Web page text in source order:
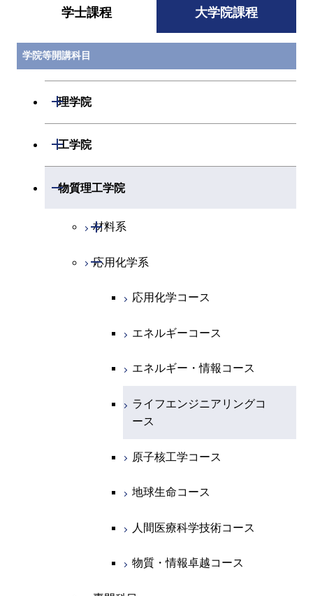
学士課程 大学院課程
学院等開講科目
理学院
開閉
工学院
開閉
機械系
開閉
エネルギーコース
エネルギー・情報コース
エンジニアリングデザイン
コース
人間医療科学技術コース
システム制御系
システム制御コース
エンジニアリングデザイン
人間医療科学技術コース
電気電子系
電気電子コース
エネルギーコース
エネルギー・情報コース
ライフエンジニアリングコ
原子核工学コース
人間医療科学技術コース
物質・情報卓越コース
情報通信系
情報通信コース
エンジニアリングデザイン
人間医療科学技術コース
経営工学コース
エンジニアリングデザイン
物質理工学院
開閉
材料系
開閉
材料コース
エネルギーコース
エネルギー・情報コース
ライフエンジニアリングコ
原子核工学コース
人間医療科学技術コース
物質・情報卓越コース
応用化学系
開閉
応用化学コース
エネルギーコース
エネルギー・情報コース
ライフエンジニアリングコ
ース
原子核工学コース
地球生命コース
人間医療科学技術コース
物質・情報卓越コース